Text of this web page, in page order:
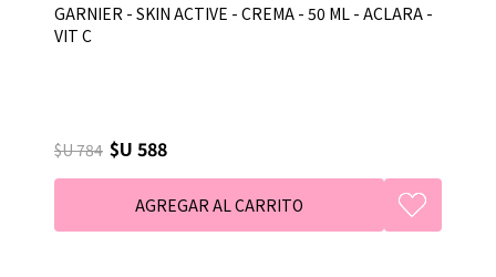
GARNIER - SKIN ACTIVE - CREMA - 50 ML - ACLARA -
VIT C
$U 784 $U 588